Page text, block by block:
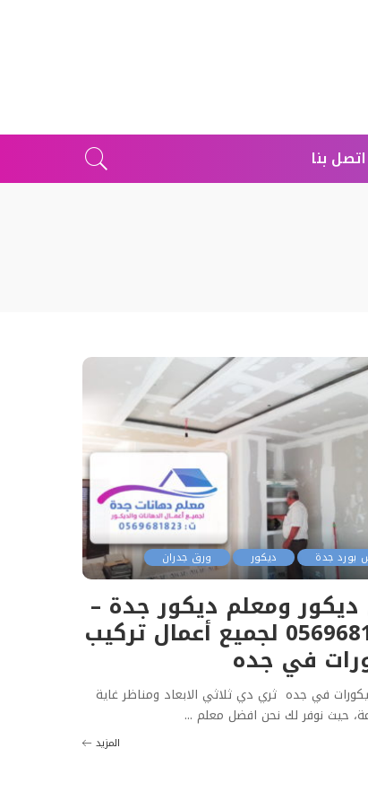
اتصل بنا
بورد جدة ديكور ورق جدران
ومعلم ديكور جدة –
0569681823 لجميع أعمال تركيب
في جده
في جده ثري دي ثلاثي الابعاد ومناظر غاية
حيث نوفر لك نحن افضل معلم ...
المزيد